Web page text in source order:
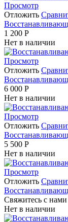
Просмотр
Отложить
1 200 Р
Нет в наличии
Просмотр
Отложить
6 000 Р
Нет в наличии
Просмотр
Отложить
5 500 Р
Нет в наличии
Просмотр
Отложить
Свяжитесь с
Нет в наличии